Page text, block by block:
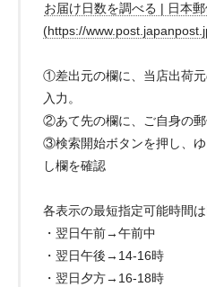
お届け日数を調べる | 日本
(https://
①差出元の欄に、当店出荷
入力。
②あて先の欄に、ご自身の郵
③検索開始ボタンを押し、
し欄を確認
各表示の最短指定可能時間は
・翌日午前→午前中
・翌日午後→14-16時
・翌日夕方→16-18時